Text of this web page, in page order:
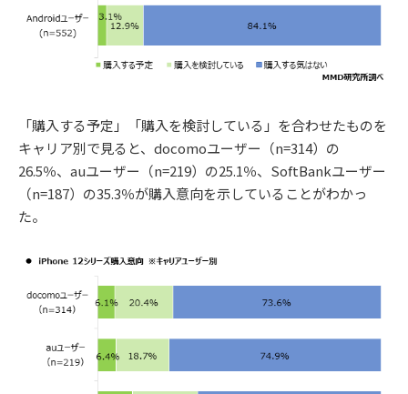
「購入する予定」「購入を検討している」を合わせたものを
キャリア別で見ると、docomoユーザー（n=314）の
26.5％、auユーザー（n=219）の25.1％、SoftBankユーザー
（n=187）の35.3％が購入意向を示していることがわかっ
た。